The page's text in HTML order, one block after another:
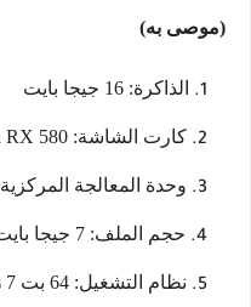
(موصى به)
الذاكرة: 16 جيجا بايت
كارت الشاشة: AMD Radeon RX 580
وحدة المعالجة المركزية Rogue Heist: Intel Core i5-6600K
حجم الملف: 7 جيجا بايت